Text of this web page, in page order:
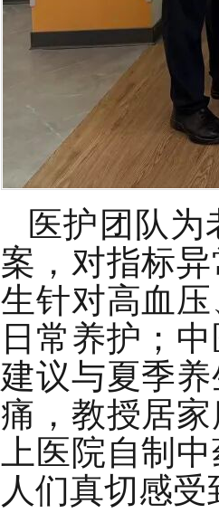
医护团队
案，对指标
生针对高血
日常养护；
建议与夏季
痛，教授居
上医院自制
人们真切感